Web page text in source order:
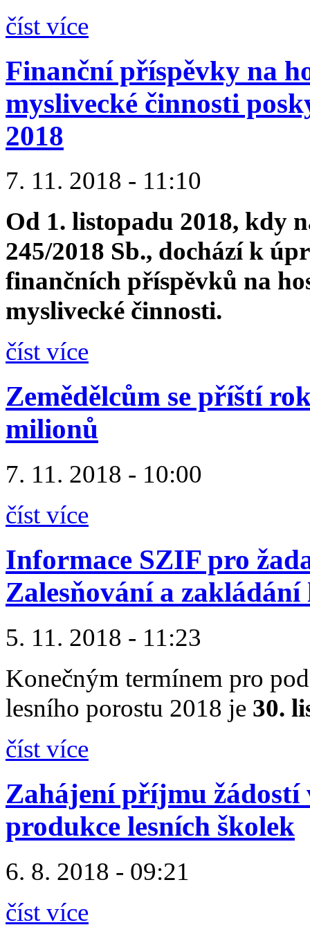
číst více
Finanční příspěvky na
myslivecké činnosti
2018
7. 11. 2018 - 11:10
Od 1. listopadu 2018, kdy
245/2018 Sb., dochází k
finančních příspěvků na
myslivecké činnosti.
číst více
Zemědělcům se příští
milionů
7. 11. 2018 - 10:00
číst více
Informace SZIF pro
Zalesňování a zakládání
5. 11. 2018 - 11:23
Konečným termínem pro
lesního porostu 2018 je 30.
číst více
Zahájení příjmu
produkce lesních školek
6. 8. 2018 - 09:21
číst více